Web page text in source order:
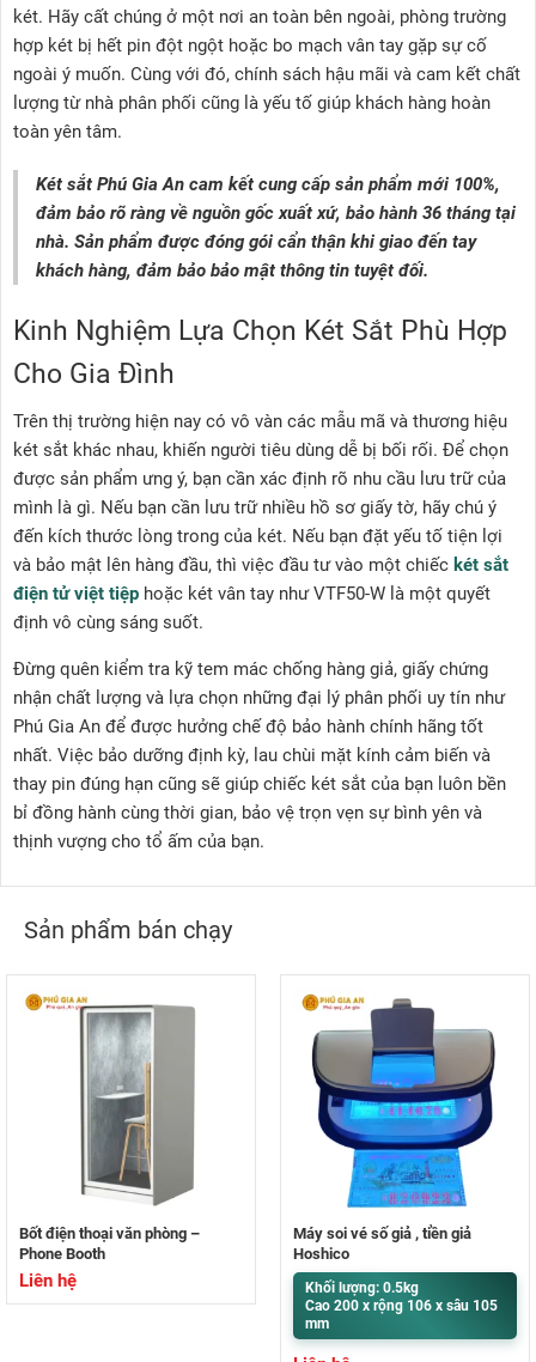
két. Hãy cất chúng ở một nơi an toàn bên ngoài, phòng trường
hợp két bị hết pin đột ngột hoặc bo mạch vân tay gặp sự cố
ngoài ý muốn. Cùng với đó, chính sách hậu mãi và cam kết chất
lượng từ nhà phân phối cũng là yếu tố giúp khách hàng hoàn
toàn yên tâm.
Két sắt Phú Gia An cam kết cung cấp sản phẩm mới 100%,
đảm bảo rõ ràng về nguồn gốc xuất xứ, bảo hành 36 tháng tại
nhà. Sản phẩm được đóng gói cẩn thận khi giao đến tay
khách hàng, đảm bảo bảo mật thông tin tuyệt đối.
Kinh Nghiệm Lựa Chọn Két Sắt Phù Hợp
Cho Gia Đình
Trên thị trường hiện nay có vô vàn các mẫu mã và thương hiệu
két sắt khác nhau, khiến người tiêu dùng dễ bị bối rối. Để chọn
được sản phẩm ưng ý, bạn cần xác định rõ nhu cầu lưu trữ của
mình là gì. Nếu bạn cần lưu trữ nhiều hồ sơ giấy tờ, hãy chú ý
đến kích thước lòng trong của két. Nếu bạn đặt yếu tố tiện lợi
và bảo mật lên hàng đầu, thì việc đầu tư vào một chiếc két sắt
điện tử việt tiệp hoặc két vân tay như VTF50-W là một quyết
định vô cùng sáng suốt.
Đừng quên kiểm tra kỹ tem mác chống hàng giả, giấy chứng
nhận chất lượng và lựa chọn những đại lý phân phối uy tín như
Phú Gia An để được hưởng chế độ bảo hành chính hãng tốt
nhất. Việc bảo dưỡng định kỳ, lau chùi mặt kính cảm biến và
thay pin đúng hạn cũng sẽ giúp chiếc két sắt của bạn luôn bền
bỉ đồng hành cùng thời gian, bảo vệ trọn vẹn sự bình yên và
thịnh vượng cho tổ ấm của bạn.
Sản phẩm bán chạy
Bốt điện thoại văn phòng –
Phone Booth
Liên hệ
Máy soi vé số giả , tiền giả
Hoshico
Khối lượng: 0.5kg
Cao 200 x rộng 106 x sâu 105
mm